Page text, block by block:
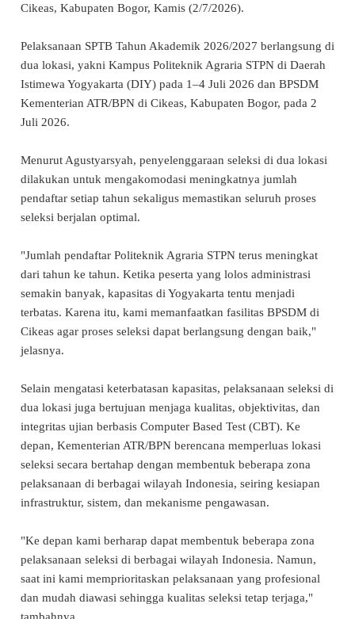
Cikeas, Kabupaten Bogor, Kamis (2/7/2026).
Pelaksanaan SPTB Tahun Akademik 2026/2027 berlangsung di
dua lokasi, yakni Kampus Politeknik Agraria STPN di Daerah
Istimewa Yogyakarta (DIY) pada 1–4 Juli 2026 dan BPSDM
Kementerian ATR/BPN di Cikeas, Kabupaten Bogor, pada 2
Juli 2026.
Menurut Agustyarsyah, penyelenggaraan seleksi di dua lokasi
dilakukan untuk mengakomodasi meningkatnya jumlah
pendaftar setiap tahun sekaligus memastikan seluruh proses
seleksi berjalan optimal.
"Jumlah pendaftar Politeknik Agraria STPN terus meningkat
dari tahun ke tahun. Ketika peserta yang lolos administrasi
semakin banyak, kapasitas di Yogyakarta tentu menjadi
terbatas. Karena itu, kami memanfaatkan fasilitas BPSDM di
Cikeas agar proses seleksi dapat berlangsung dengan baik,"
jelasnya.
Selain mengatasi keterbatasan kapasitas, pelaksanaan seleksi di
dua lokasi juga bertujuan menjaga kualitas, objektivitas, dan
integritas ujian berbasis Computer Based Test (CBT). Ke
depan, Kementerian ATR/BPN berencana memperluas lokasi
seleksi secara bertahap dengan membentuk beberapa zona
pelaksanaan di berbagai wilayah Indonesia, seiring kesiapan
infrastruktur, sistem, dan mekanisme pengawasan.
"Ke depan kami berharap dapat membentuk beberapa zona
pelaksanaan seleksi di berbagai wilayah Indonesia. Namun,
saat ini kami memprioritaskan pelaksanaan yang profesional
dan mudah diawasi sehingga kualitas seleksi tetap terjaga,"
tambahnya.